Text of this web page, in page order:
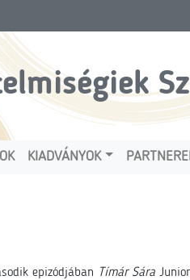
KIADVÁNYOK
epizódjában Tímár Sára